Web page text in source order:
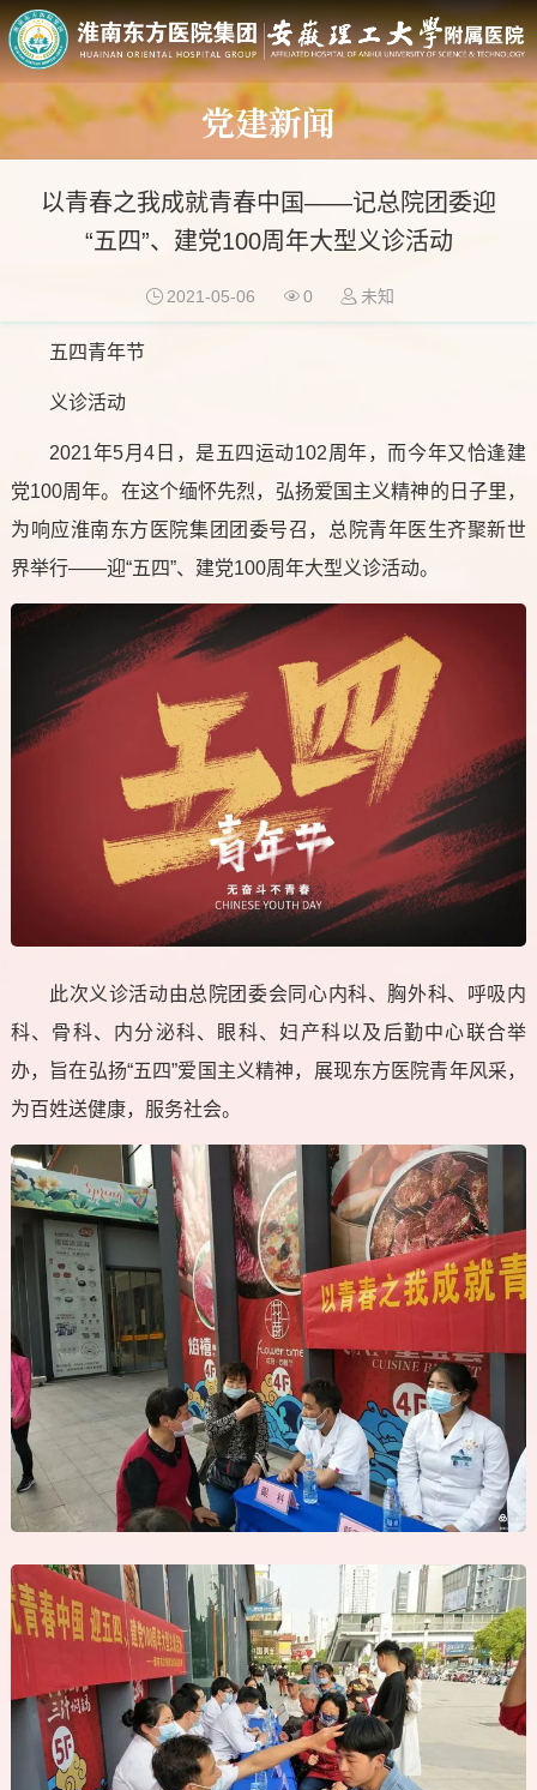
党建新闻
以青春之我成就青春中国——记总院团委迎
“五四”、建党100周年大型义诊活动
2021-05-06 0 未知
五四青年节
义诊活动
2021年5月4日，是五四运动102周年，而今年又恰逢建
党100周年。在这个缅怀先烈，弘扬爱国主义精神的日子里，
为响应淮南东方医院集团团委号召，总院青年医生齐聚新世
界举行——迎“五四”、建党100周年大型义诊活动。
此次义诊活动由总院团委会同心内科、胸外科、呼吸内
科、骨科、内分泌科、眼科、妇产科以及后勤中心联合举
办，旨在弘扬“五四”爱国主义精神，展现东方医院青年风采，
为百姓送健康，服务社会。